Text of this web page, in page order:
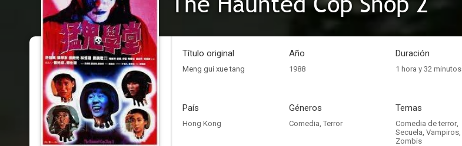
Título original
Meng gui xue tang
Año
1988
Duración
1 hora y 32 minutos
País
Hong Kong
Géneros
Comedia, Terror
Temas
Comedia de terror,
Secuela, Vampiros,
Zombis